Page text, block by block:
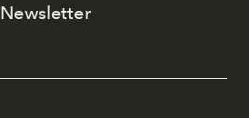
Newsletter